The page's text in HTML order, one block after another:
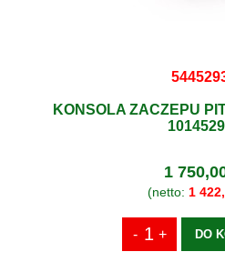
KONSOLA ZACZEPU
1
(netto: 1
DO